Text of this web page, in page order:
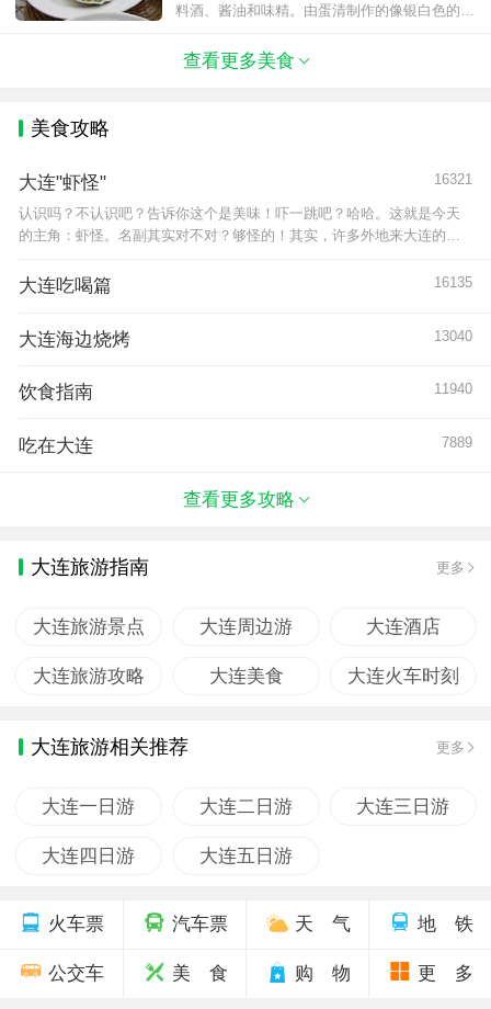
料酒、酱油和味精。由蛋清制作的像银白色的雪
查看更多美食
美食攻略
大连"虾怪" 16321
认识吗？不认识吧？告诉你这个是美味！吓一跳吧？哈哈。这就是今天
的主角：虾怪。名副其实对不对？够怪的！其实，许多外地来大连的游
怪，而在其他地区却被叫做‘白住房’、‘干住
大连吃喝篇 16135
大连海边烧烤 13040
饮食指南 11940
吃在大连 7889
查看更多攻略
大连旅游指南 更多
大连旅游景点 大连周边游 大连酒店
大连旅游攻略 大连美食 大连火车时刻
大连旅游相关推荐 更多
大连一日游 大连二日游 大连三日游
大连四日游 大连五日游
火车票 汽车票 天 气 地 铁
公交车 美 食 购 物 更 多